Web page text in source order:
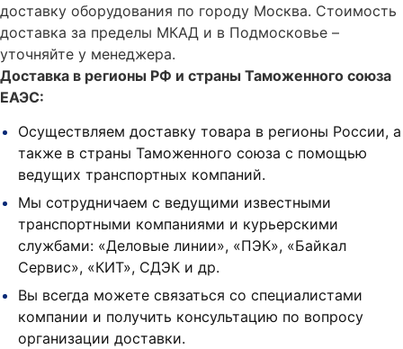
доставку оборудования по городу Москва. Стоимость
доставка за пределы МКАД и в Подмосковье –
уточняйте у менеджера.
Доставка в регионы РФ и страны Таможенного союза
ЕАЭС:
Осуществляем доставку товара в регионы России, а
также в страны Таможенного союза с помощью
ведущих транспортных компаний.
Мы сотрудничаем с ведущими известными
транспортными компаниями и курьерскими
службами: «Деловые линии», «ПЭК», «Байкал
Сервис», «КИТ», СДЭК и др.
Вы всегда можете связаться со специалистами
компании и получить консультацию по вопросу
организации доставки.